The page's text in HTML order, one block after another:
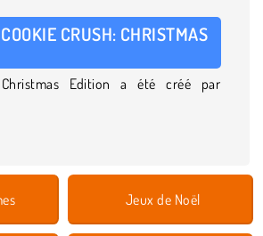
CRUSH: CHRISTMAS
Christmas Edition a été créé par
Jeux de Noël